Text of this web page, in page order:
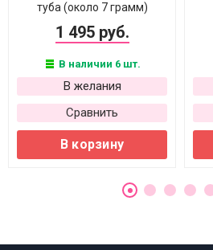
туба (около 7 грамм)
1 495 руб.
В наличии 6 шт.
В желания
Сравнить
В корзину